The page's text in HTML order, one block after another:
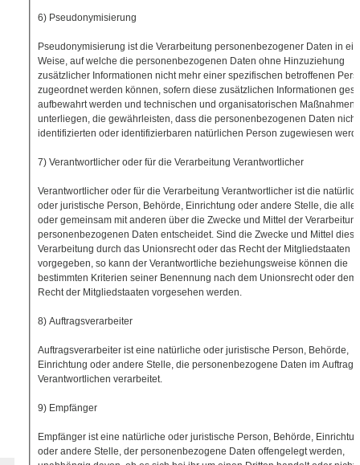
6) Pseudonymisierung
Pseudonymisierung ist die Verarbeitung personenbezogener Daten in
Weise, auf welche die personenbezogenen Daten ohne Hinzuziehung
zusätzlicher Informationen nicht mehr einer spezifischen betroffenen
zugeordnet werden können, sofern diese zusätzlichen Informationen
aufbewahrt werden und technischen und organisatorischen Maßnahmen
unterliegen, die gewährleisten, dass die personenbezogenen Daten
identifizierten oder identifizierbaren natürlichen Person zugewiesen
7) Verantwortlicher oder für die Verarbeitung Verantwortlicher
Verantwortlicher oder für die Verarbeitung Verantwortlicher ist die
oder juristische Person, Behörde, Einrichtung oder andere Stelle, die
oder gemeinsam mit anderen über die Zwecke und Mittel der
personenbezogenen Daten entscheidet. Sind die Zwecke und Mittel
Verarbeitung durch das Unionsrecht oder das Recht der Mitgliedstaaten
vorgegeben, so kann der Verantwortliche beziehungsweise können die
bestimmten Kriterien seiner Benennung nach dem Unionsrecht oder dem
Recht der Mitgliedstaaten vorgesehen werden.
8) Auftragsverarbeiter
Auftragsverarbeiter ist eine natürliche oder juristische Person, Behörde,
Einrichtung oder andere Stelle, die personenbezogene Daten im Auftrag
Verantwortlichen verarbeitet.
9) Empfänger
Empfänger ist eine natürliche oder juristische Person, Behörde,
oder andere Stelle, der personenbezogene Daten offengelegt werden,